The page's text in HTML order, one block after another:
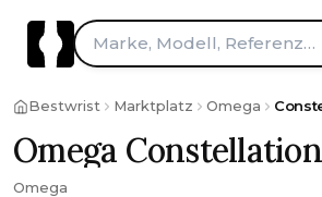
Zum Inhalt springen
Marke, Modell, Referenz…
Bestwrist Marktplatz Omega
Omega Constellation
Omega